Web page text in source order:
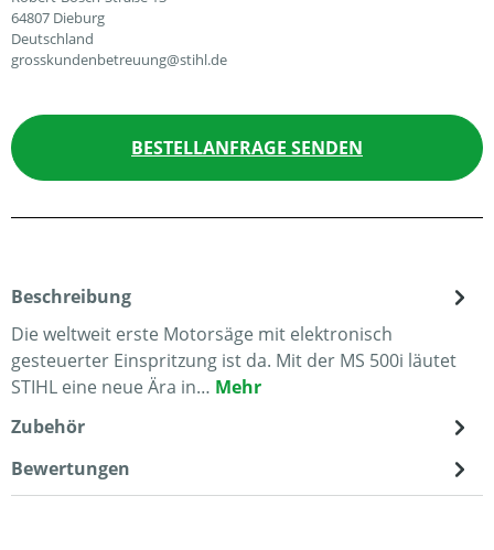
64807 Dieburg
Deutschland
grosskundenbetreuung@stihl.de
BESTELLANFRAGE SENDEN
Beschreibung
Die weltweit erste Motorsäge mit elektronisch
gesteuerter Einspritzung ist da. Mit der MS 500i läutet
STIHL eine neue Ära in… Mehr
Zubehör
Bewertungen